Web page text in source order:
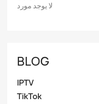
لا يوجد مورد
BLOG
IPTV
TikTok